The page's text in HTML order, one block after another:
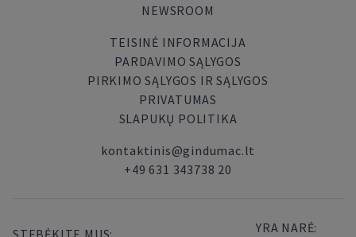
NEWSROOM
TEISINĖ INFORMACIJA
PARDAVIMO SĄLYGOS
PIRKIMO SĄLYGOS IR SĄLYGOS
PRIVATUMAS
SLAPUKŲ POLITIKA
kontaktinis@gindumac.lt
+49 631 343738 20
STEBĖKITE MUS: YRA NARĖ: